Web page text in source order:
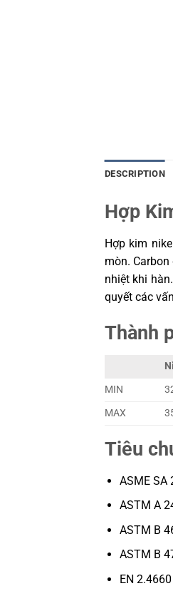
DESCRIPTION
Hợp
Hợp kim
mòn.
nhiệt khi
quyết các
Thành
Ni
MIN
MAX
Tiêu
ASME SA
ASTM A
ASTM B
ASTM B
EN 2.4660